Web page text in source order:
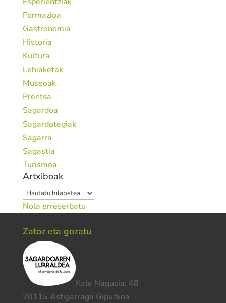
Formazioa
Gastronomia
Historia
Kultura
Lehiaketak
Museoak
Prentsa
Sagardoa
Sagardotegiak
Sagarra
Sagastia
Turismoa
Artxiboak
Artxiboak
Nola erreserbatu
Zatoz eta gozatu
Kale Nagusia, 48
20115 Astigarraga Gipuzkoa